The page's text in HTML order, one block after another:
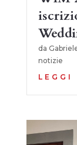
da
notizie
LEGGI